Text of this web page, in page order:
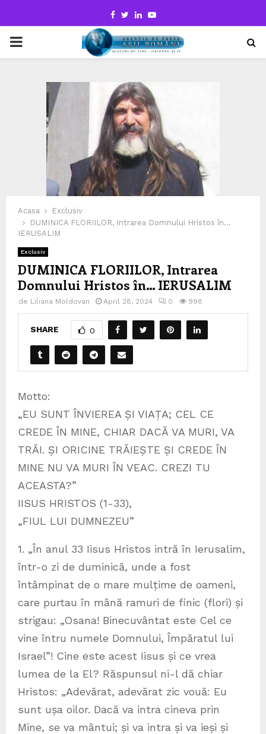
Facebook
TwitterLinkedinYoutube
PRIMARY
Acasa
Exclusiv
DUMINICA FLORIILOR, Intrarea Domnului Hristos în…
IERUSALIM
Exclusiv
DUMINICA FLORIILOR, Intrarea
Domnului Hristos în… IERUSALIM
de Liliana Moldovan April 28, 2024 0 998
SHARE 0
Motto:
„EU SUNT ÎNVIEREA ȘI VIAȚA; CEL CE
CREDE ÎN MINE, CHIAR DACĂ VA MURI, VA
TRĂI. ȘI ORICINE TRĂIEȘTE ȘI CREDE ÎN
MINE NU VA MURI ÎN VEAC. CREZI TU
ACEASTA?”
IISUS HRISTOS (1-33),
„FIUL LUI DUMNEZEU”
1. „În anul 33 Iisus Hristos intră în Ierusalim,
într-o zi de duminică, unde a fost
întâmpinat de o mare mulțime de oameni,
care purtau în mână ramuri de finic (flori) și
strigau: „Osana! Binecuvântat este Cel ce
vine întru numele Domnului, Împăratul lui
Israel”! Cine este acest Iisus și ce vrea
lumea de la El? Răspunsul ni-l dă chiar
Hristos: „Adevărat, adevărat zic vouă: Eu
sunt ușa oilor. Dacă va intra cineva prin
Mine, se va mântui; și va intra și va ieși și